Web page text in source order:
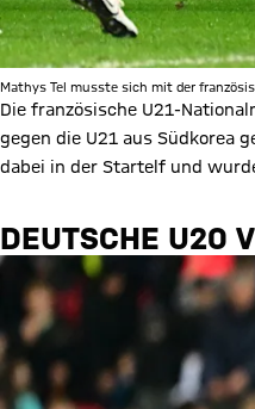
Mathys Tel musste sich mit der
Die französische U21-
gegen die U21 aus Südkorea
dabei in der Startelf und
DEUTSCHE U20